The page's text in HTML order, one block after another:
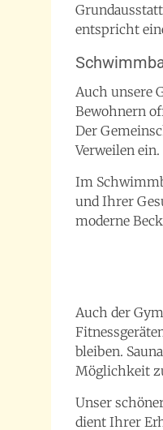
entspricht
Auch unsere
Bewohnern
Der
Verweilen ein.
Im
und Ihrer
moderne
Auch der
bleiben.
Möglichkeit
Unser
dient Ihrer